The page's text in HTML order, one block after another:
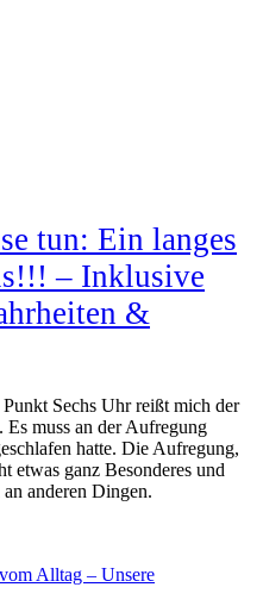
tun: Ein langes
– Inklusive
&
Sechs Uhr reißt mich der
muss an der Aufregung
hatte. Die Aufregung,
etwas ganz Besonderes und
anderen Dingen.